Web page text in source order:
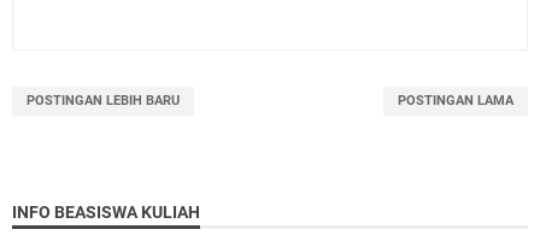
POSTINGAN LEBIH BARU POSTINGAN LAMA
INFO BEASISWA KULIAH